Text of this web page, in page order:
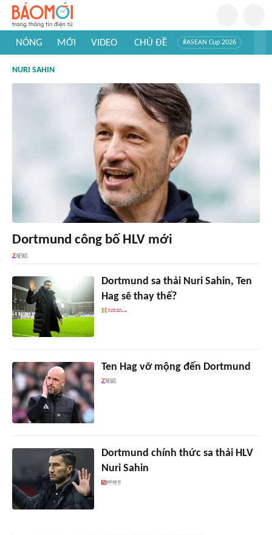
NÓNG MỚI VIDEO CHỦ ĐỀ #ASEAN Cup 2026
#Khám phá thế giới
NURI SAHIN
Dortmund công bố HLV mới
Dortmund sa thải Nuri Sahin, Ten
Hag sẽ thay thế?
Ten Hag vỡ mộng đến Dortmund
Dortmund chính thức sa thải HLV
Nuri Sahin